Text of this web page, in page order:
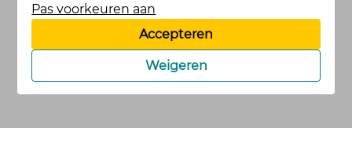
Pas voorkeuren aan
Accepteren
Weigeren